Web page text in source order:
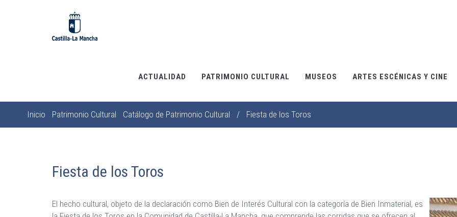
ACTUALIDAD PATRIMONIO CULTURAL MUSEOS ARTES ESCÉNICAS Y CINE
Sobrescribir
navegación
Inicio Patrimonio Cultural Catálogo de Patrimonio Cultural / Fiesta de los Toros
Fiesta de los Toros
El hecho cultural, objeto de la declaración como Bien de Interés Cultural con la categoría de Bien Inmaterial, es